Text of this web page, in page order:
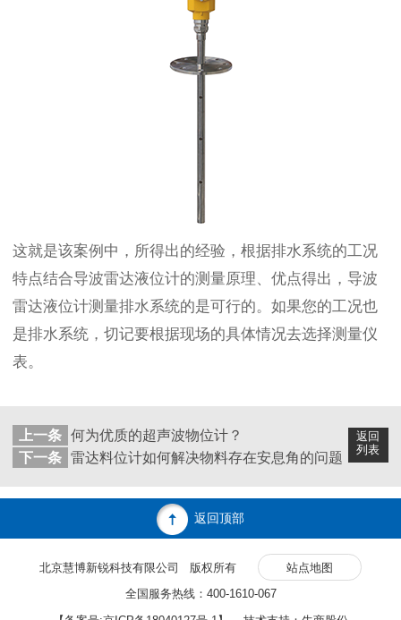
这就是该案例中，所得出的经验，根据排水系统的工况
特点结合导波雷达液位计的测量原理、优点得出，导波
雷达液位计测量排水系统的是可行的。如果您的工况也
是排水系统，切记要根据现场的具体情况去选择测量仪
表。
返回
列表
上一条 何为优质的超声波物位计？
下一条 雷达料位计如何解决物料存在安息角的问题
返回顶部
北京慧博新锐科技有限公司 版权所有
站点地图
全国服务热线：400-1610-067